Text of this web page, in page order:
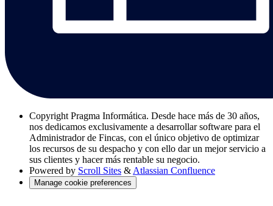
Copyright Pragma Informática. Desde hace más de 30 años,
nos dedicamos exclusivamente a desarrollar software para el
Administrador de Fincas, con el único objetivo de optimizar
los recursos de su despacho y con ello dar un mejor servicio a
sus clientes y hacer más rentable su negocio.
Powered by Scroll Sites & Atlassian Confluence
Manage cookie preferences